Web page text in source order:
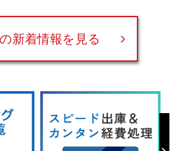
新着情報を見る